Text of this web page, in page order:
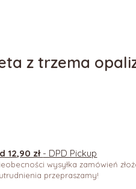
z trzema
12,90 zł - DPD Pickup
wysyłka zamówień
przepraszamy!